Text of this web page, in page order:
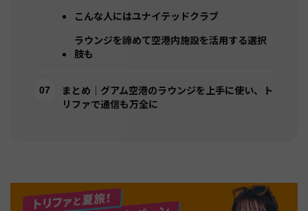
こんな人にはユナイテッドクラブ
ラウンジを諦めて空港内施設を活用する選択
肢も
まとめ｜グアム空港のラウンジを上手に使い、ト
リファで通信も万全に